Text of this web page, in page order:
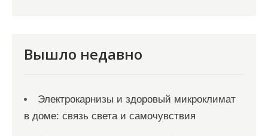
Вышло недавно
Электрокарнизы и здоровый микроклимат
в доме: связь света и самочувствия